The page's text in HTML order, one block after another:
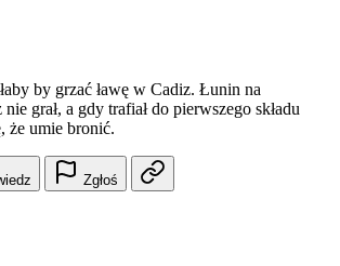
by grzać ławę w Cadiz. Łunin na
grał, a gdy trafiał do pierwszego składu
że umie bronić.
Zgłoś